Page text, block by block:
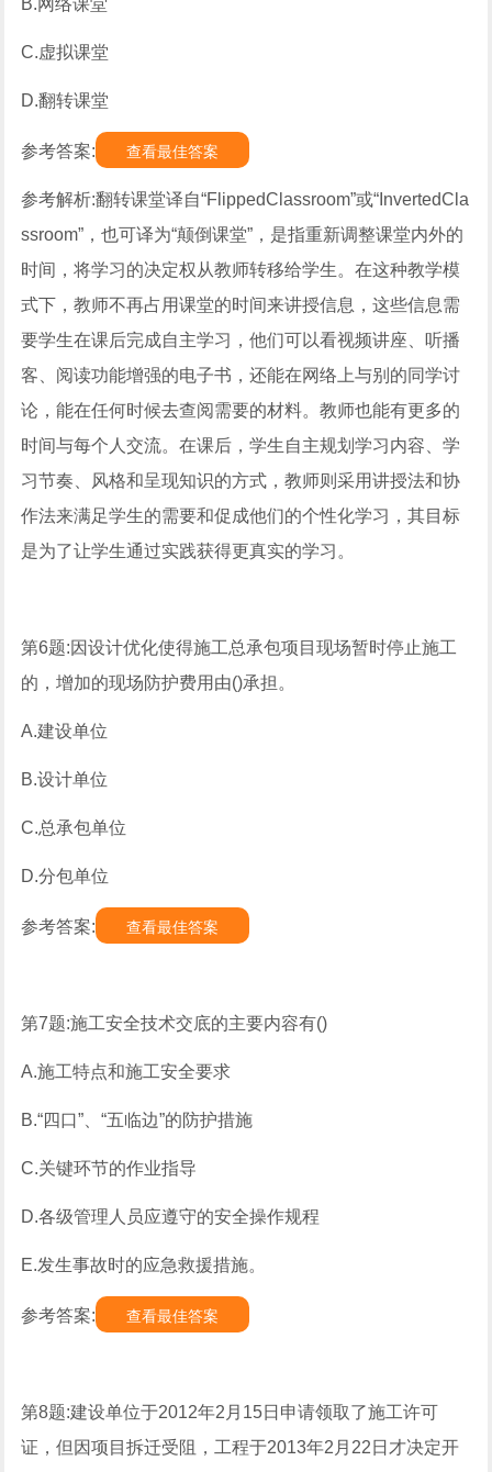
B.网络课堂
C.虚拟课堂
D.翻转课堂
参考答案: 查看最佳答案
参考解析:翻转课堂译自“FlippedClassroom”或“InvertedCla
ssroom”，也可译为“颠倒课堂”，是指重新调整课堂内外的
时间，将学习的决定权从教师转移给学生。在这种教学模
式下，教师不再占用课堂的时间来讲授信息，这些信息需
要学生在课后完成自主学习，他们可以看视频讲座、听播
客、阅读功能增强的电子书，还能在网络上与别的同学讨
论，能在任何时候去查阅需要的材料。教师也能有更多的
时间与每个人交流。在课后，学生自主规划学习内容、学
习节奏、风格和呈现知识的方式，教师则采用讲授法和协
作法来满足学生的需要和促成他们的个性化学习，其目标
是为了让学生通过实践获得更真实的学习。
第6题:因设计优化使得施工总承包项目现场暂时停止施工
的，增加的现场防护费用由()承担。
A.建设单位
B.设计单位
C.总承包单位
D.分包单位
参考答案: 查看最佳答案
第7题:施工安全技术交底的主要内容有()
A.施工特点和施工安全要求
B.“四口”、“五临边”的防护措施
C.关键环节的作业指导
D.各级管理人员应遵守的安全操作规程
E.发生事故时的应急救援措施。
参考答案: 查看最佳答案
第8题:建设单位于2012年2月15日申请领取了施工许可
证，但因项目拆迁受阻，工程于2013年2月22日才决定开